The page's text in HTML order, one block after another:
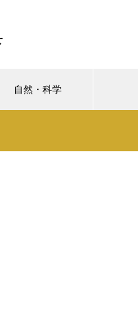
自然・科学